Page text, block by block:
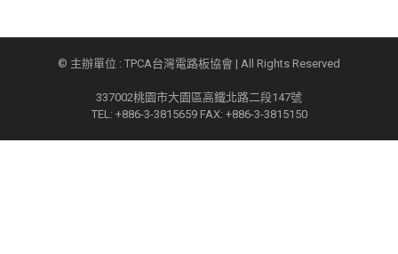
© 主辦單位 : TPCA台灣電路板協會 | All Rights Reserved
337002桃園市大園區高鐵北路二段147號
TEL: +886-3-3815659 FAX: +886-3-3815150